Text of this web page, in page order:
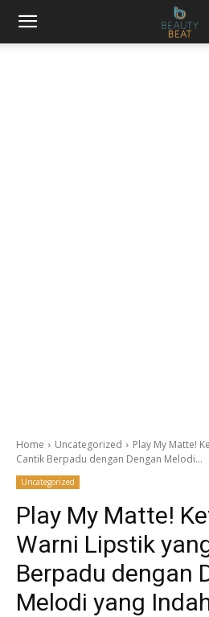
Home Uncategorized
Play My Matte!
Cantik Berpadu dengan Dengan Melodi...
Uncategorized
Play My Matte!
Warni Lipstik
Berpadu dengan
Melodi yang